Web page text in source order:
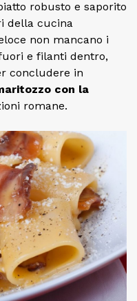
robusto e saporito
della cucina
non mancano i
e filanti dentro,
concludere in
con la
romane.